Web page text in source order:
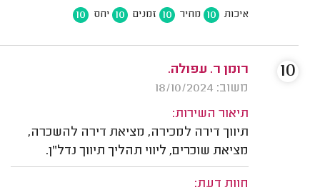
איכות 10 מחיר 10 זמנים 10 יחס 10
רומן ר. עפולה.
משוב: 18/10/2024
תיאור השירות:
תיווך דירה למכירה, מציאת דירה להשכרה,
מציאת שוכרים, ליווי תהליך תיווך נדל"ן.
חוות דעת:
10